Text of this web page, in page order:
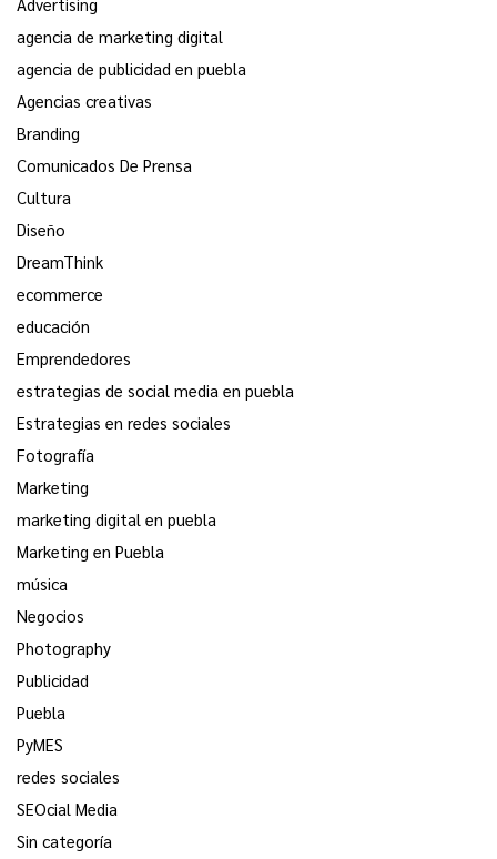
Advertising
agencia de marketing digital
agencia de publicidad en puebla
Agencias creativas
Branding
Comunicados De Prensa
Cultura
Diseño
DreamThink
ecommerce
educación
Emprendedores
estrategias de social media en puebla
Estrategias en redes sociales
Fotografía
Marketing
marketing digital en puebla
Marketing en Puebla
música
Negocios
Photography
Publicidad
Puebla
PyMES
redes sociales
SEOcial Media
Sin categoría